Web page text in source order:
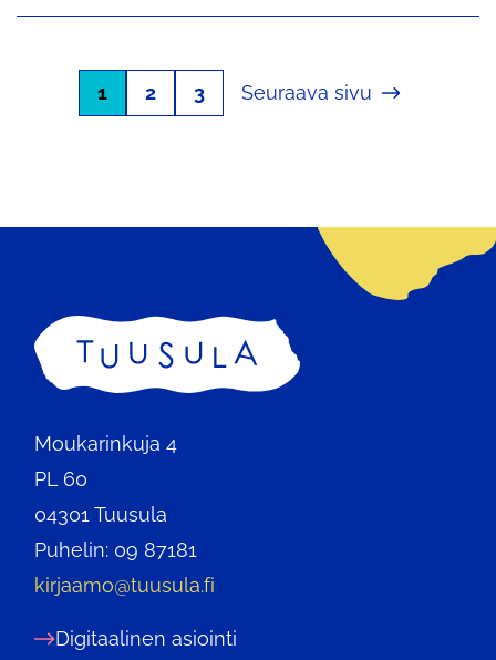
1 2 3 Seuraava sivu
Etusivu
Moukarinkuja 4
PL 60
04301 Tuusula
Puhelin: 09 87181
kirjaamo@tuusula.fi
Digitaalinen asiointi